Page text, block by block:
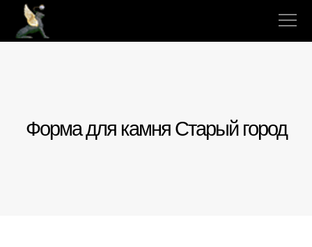
Форма для камня Старый город